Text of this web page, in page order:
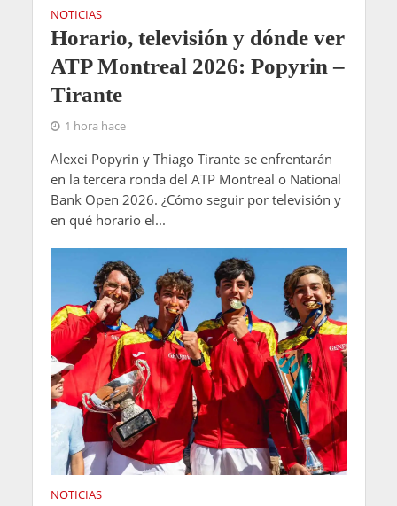
NOTICIAS
Horario, televisión y dónde ver
ATP Montreal 2026: Popyrin –
Tirante
1 hora hace
Alexei Popyrin y Thiago Tirante se enfrentarán
en la tercera ronda del ATP Montreal o National
Bank Open 2026. ¿Cómo seguir por televisión y
en qué horario el...
NOTICIAS